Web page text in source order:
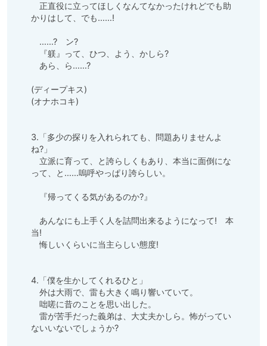
正直役に立ってほしくなんてなかったけれどでも助
かりはして、でも……!
……?　ン?
『躾』って、ひつ、よう、かしら?
あら、ら……?
(ディープキス)
(オナホコキ)
3.「多少の探りを入れられても、問題ありませんよ
ね?」
立派に育って、と誇らしくもあり、本当に面倒にな
って、と……嗚呼やっぱり誇らしい。
『帰ってくる気があるのか?』
あんなにも上手く人を詰問出来るようになって!　本
当!
悔しいくらいに当主らしい態度!
4.「僕を生かしてくれるひと」
外は大雨で、雷も大きく鳴り響いていて。
咄嗟に昔のことを思い出した。
雷が苦手だった義弟は、大丈夫かしら。怖がってい
ないいないでしょうか?